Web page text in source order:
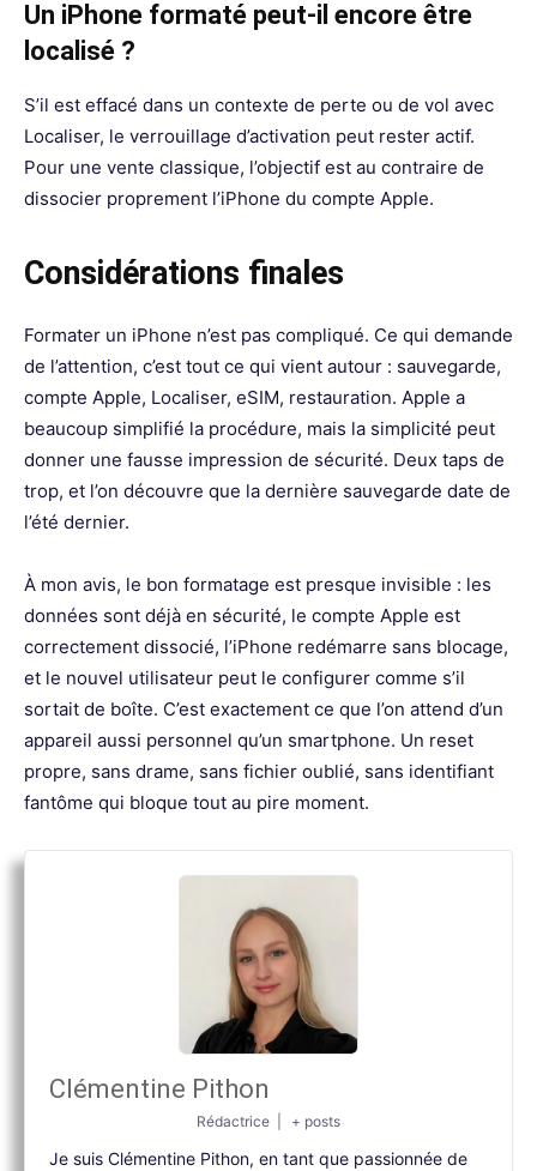
Un iPhone formaté peut-il encore être
localisé ?
S’il est effacé dans un contexte de perte ou de vol avec
Localiser, le verrouillage d’activation peut rester actif.
Pour une vente classique, l’objectif est au contraire de
dissocier proprement l’iPhone du compte Apple.
Considérations finales
Formater un iPhone n’est pas compliqué. Ce qui demande
de l’attention, c’est tout ce qui vient autour : sauvegarde,
compte Apple, Localiser, eSIM, restauration. Apple a
beaucoup simplifié la procédure, mais la simplicité peut
donner une fausse impression de sécurité. Deux taps de
trop, et l’on découvre que la dernière sauvegarde date de
l’été dernier.
À mon avis, le bon formatage est presque invisible : les
données sont déjà en sécurité, le compte Apple est
correctement dissocié, l’iPhone redémarre sans blocage,
et le nouvel utilisateur peut le configurer comme s’il
sortait de boîte. C’est exactement ce que l’on attend d’un
appareil aussi personnel qu’un smartphone. Un reset
propre, sans drame, sans fichier oublié, sans identifiant
fantôme qui bloque tout au pire moment.
Clémentine Pithon
Rédactrice + posts
Je suis Clémentine Pithon, en tant que passionnée de